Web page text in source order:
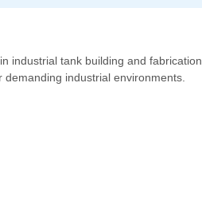
industrial tank building and fabrication
industrial environments.